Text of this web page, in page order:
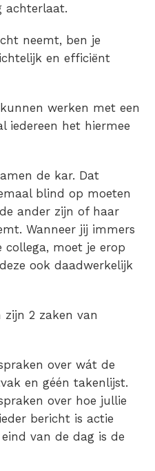
achterlaat.
neemt, ben je
en efficiënt
werken met een
iedereen het hiermee
de kar. Dat
blind op moeten
ander zijn of haar
Wanneer jij immers
collega, moet je erop
ook daadwerkelijk
2 zaken van
over wát de
en géén takenlijst.
over hoe jullie
bericht is actie
van de dag is de